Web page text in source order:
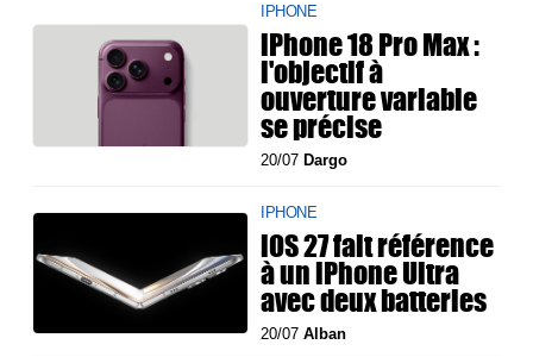
IPHONE
iPhone 18 Pro Max :
l'objectif à
ouverture variable
se précise
20/07 Dargo
IPHONE
iOS 27 fait référence
à un iPhone Ultra
avec deux batteries
20/07Alban